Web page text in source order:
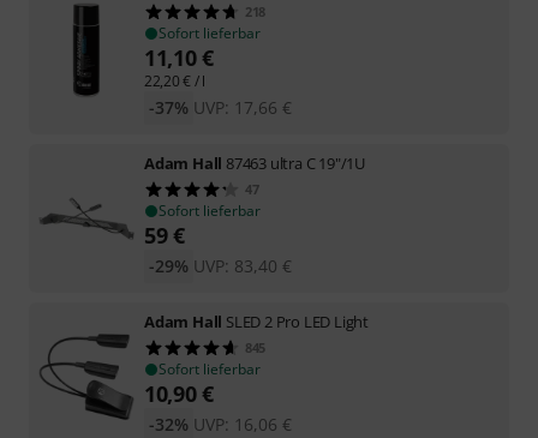
218
Sofort lieferbar
11,10€
22,20€ / l
UVP: 17,66 €
-37%
Adam Hall 87463 ultra C 19"/1U
47
Sofort lieferbar
59€
UVP: 83,40 €
-29%
Adam Hall SLED 2 Pro LED Light
845
Sofort lieferbar
10,90€
UVP: 16,06 €
-32%